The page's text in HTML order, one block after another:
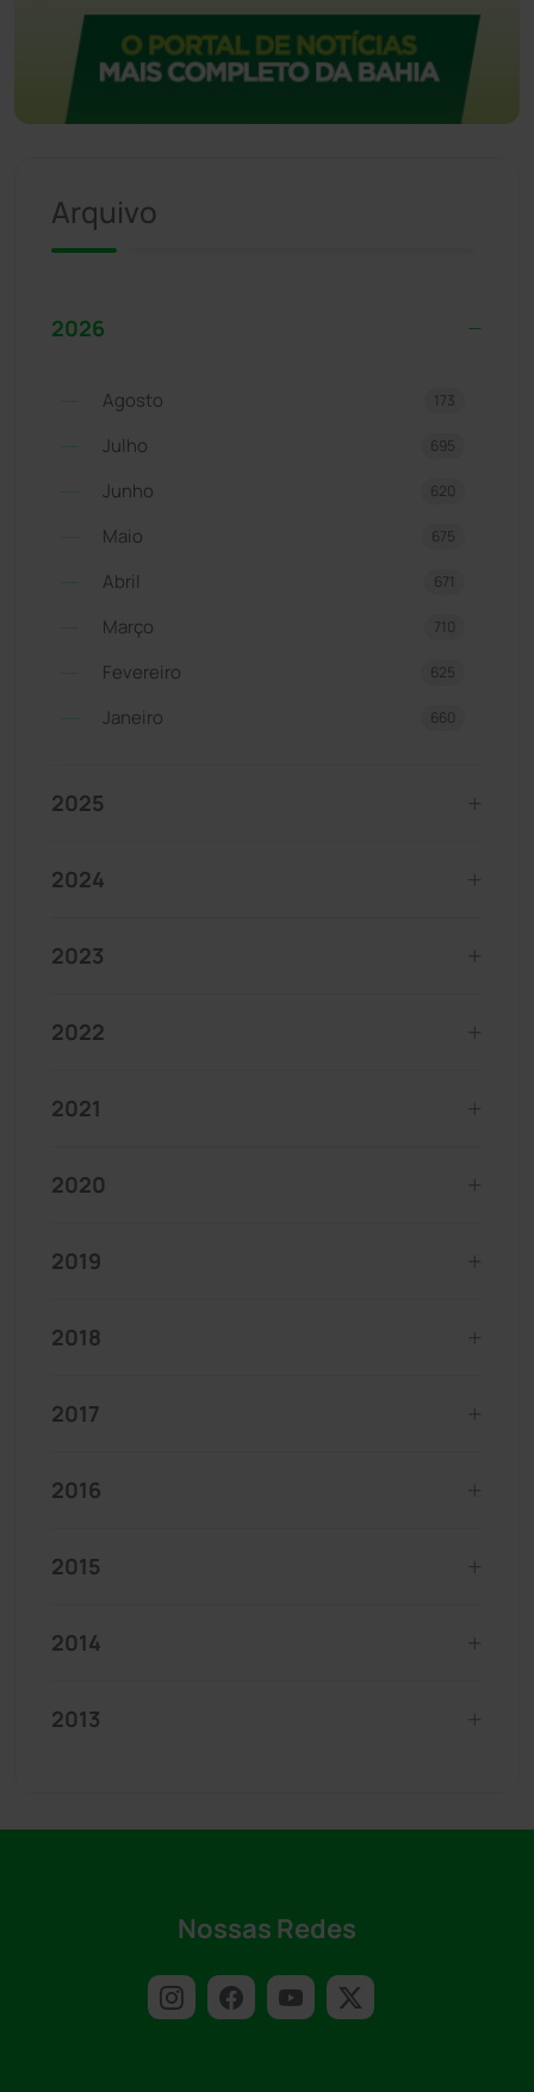
Arquivo
2026
Agosto 173
Julho 695
Junho 620
Maio 675
Abril 671
Março 710
Fevereiro 625
Janeiro 660
2025
2024
2023
2022
2021
2020
2019
2018
2017
2016
2015
2014
2013
Nossas Redes